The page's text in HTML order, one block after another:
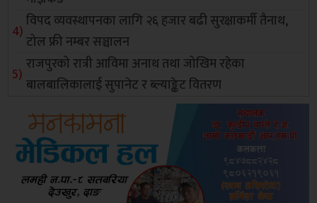
विपद व्यवस्थापनका लागि २६ हजार बढी सुरक्षाकर्मी तैनाथ,
टोल फ्री नम्बर सञ्चालन
राजपुरको रात्री आविमा अनाथ तथा जोखिम रहेका
बालबालिकालाई सुपानेट र ब्ल्याङ्केट वितरण